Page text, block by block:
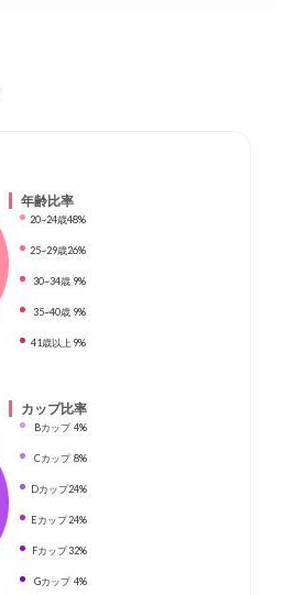
年齢比率
20~24歳48%
25~29歳26%
30~34歳 9%
35~40歳 9%
41歳以上 9%
カップ比率
Bカップ 4%
Cカップ 8%
Dカップ24%
Eカップ24%
Fカップ32%
Gカップ 4%